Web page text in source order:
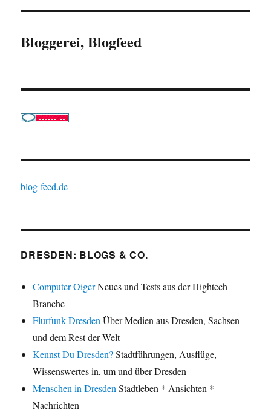
Bloggerei, Blogfeed
blog-feed.de
DRESDEN: BLOGS & CO.
Computer-OigerNeues und Tests aus der Hightech-
Branche
Flurfunk DresdenÜber Medien aus Dresden, Sachsen
und dem Rest der Welt
Kennst Du Dresden?Stadtführungen, Ausflüge,
Wissenswertes in, um und über Dresden
Menschen in DresdenStadtleben * Ansichten *
Nachrichten